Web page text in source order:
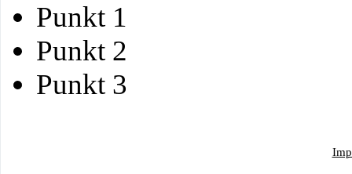
Punkt 1
Punkt 2
Punkt 3